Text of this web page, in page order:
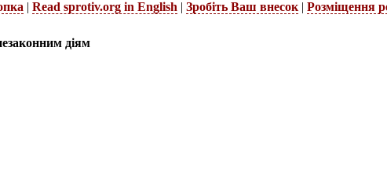
| Read sprotiv.org in English | Зробіть Ваш внесок | Розміщення
діям